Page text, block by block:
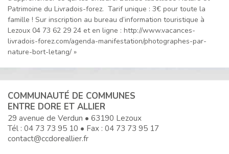
Patrimoine du Livradois-forez. Tarif unique : 3€ pour toute la
famille ! Sur inscription au bureau d’information touristique à
Lezoux 04 73 62 29 24 et en ligne : http://www.vacances-
livradois-forez.com/agenda-manifestation/photographes-par-
nature-bort-letang/ »
COMMUNAUTÉ DE COMMUNES
ENTRE DORE ET ALLIER
29 avenue de Verdun • 63190 Lezoux
Tél : 04 73 73 95 10 • Fax : 04 73 73 95 17
contact@ccdoreallier.fr